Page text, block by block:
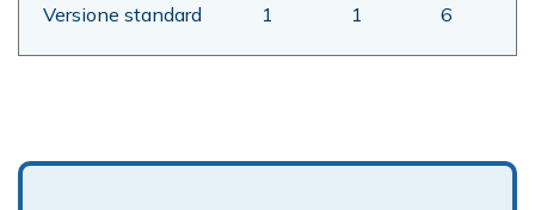
Versione standard 1 1 6